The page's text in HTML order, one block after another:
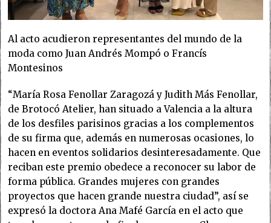
Al acto acudieron representantes del mundo de la
moda como Juan Andrés Mompó o Francís
Montesinos
“María Rosa Fenollar Zaragozá y Judith Más Fenollar,
de Brotocó Atelier, han situado a Valencia a la altura
de los desfiles parisinos gracias a los complementos
de su firma que, además en numerosas ocasiones, lo
hacen en eventos solidarios desinteresadamente. Que
reciban este premio obedece a reconocer su labor de
forma pública. Grandes mujeres con grandes
proyectos que hacen grande nuestra ciudad”, así se
expresó la doctora Ana Mafé García en el acto que